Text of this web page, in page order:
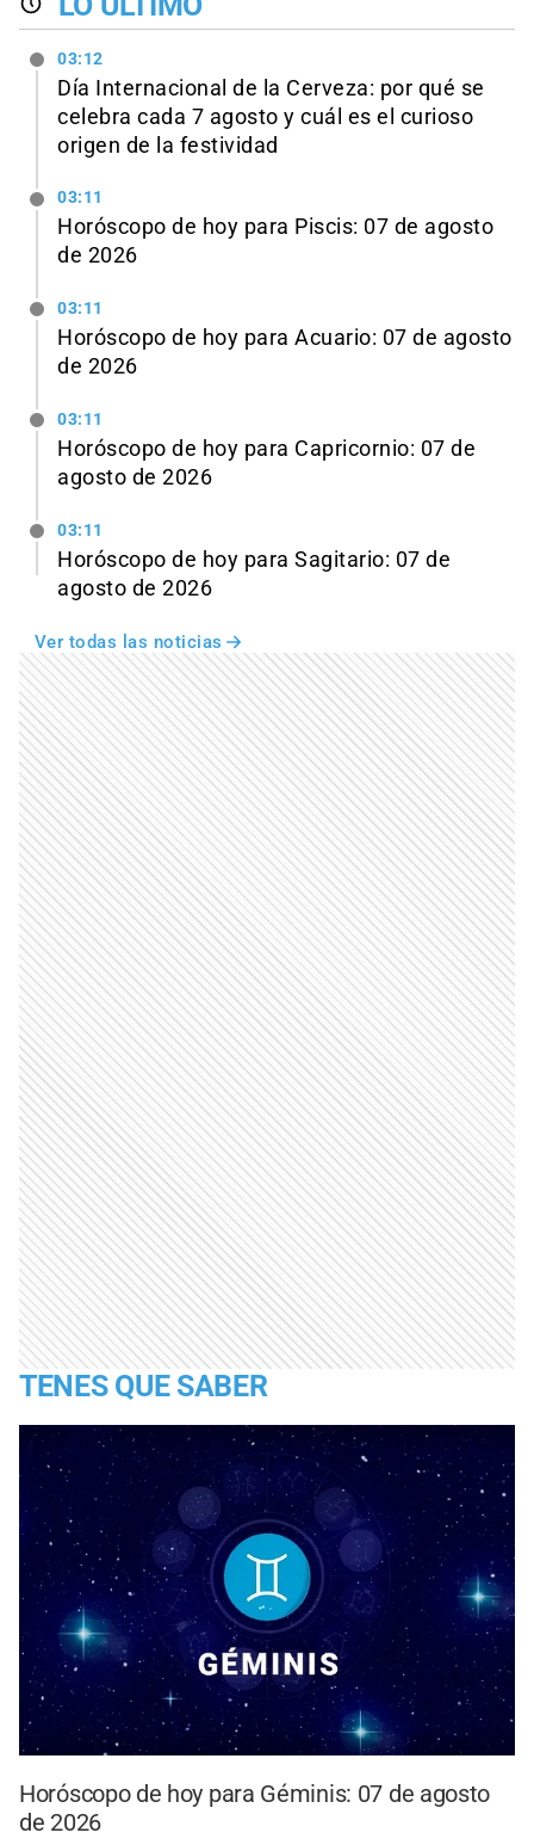
03:12
Día Internacional de la Cerveza: por qué se
celebra cada 7 agosto y cuál es el curioso
origen de la festividad
03:11
Horóscopo de hoy para Piscis: 07 de agosto
de 2026
03:11
Horóscopo de hoy para Acuario: 07 de agosto
de 2026
03:11
Horóscopo de hoy para Capricornio: 07 de
agosto de 2026
03:11
Horóscopo de hoy para Sagitario: 07 de
agosto de 2026
Ver todas las noticias
TENES QUE SABER
Horóscopo de hoy para Géminis: 07 de agosto
de 2026